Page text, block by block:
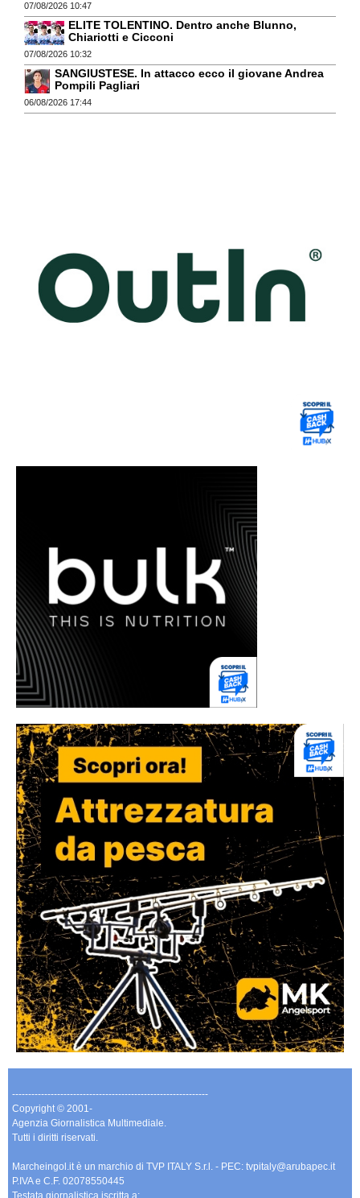
07/08/2026 10:47
ELITE TOLENTINO. Dentro anche Blunno,
Chiariotti e Cicconi
07/08/2026 10:32
SANGIUSTESE. In attacco ecco il giovane Andrea
Pompili Pagliari
06/08/2026 17:44
-------------------------------------------------------------
Copyright © 2001-
Agenzia Giornalistica Multimediale.
Tutti i diritti riservati.
Marcheingol.it è un marchio di TVP ITALY S.r.l. - PEC: tvpitaly@arubapec.it
P.IVA e C.F. 02078550445
Testata giornalistica iscritta a: